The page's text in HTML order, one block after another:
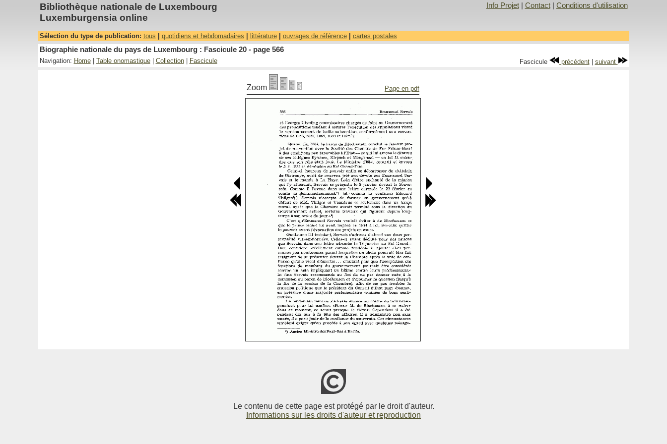
Bibliothèque nationale de Luxembourg
Luxemburgensia online
Info Projet| Contact| Conditions d'utilisation
Sélection du type de publication: tous quotidiens et hebdomadaires littérature| ouvrages de référence| cartes postales
Biographie nationale du pays de Luxembourg : Fascicule 20 - page 566
Navigation: Home| Table onomastique| Collection| Fascicule Fascicule précédent| suivant
Zoom Page en pdf
Le contenu de cette page est protégé par le droit d'auteur.
Informations sur les droits d'auteur et reproduction